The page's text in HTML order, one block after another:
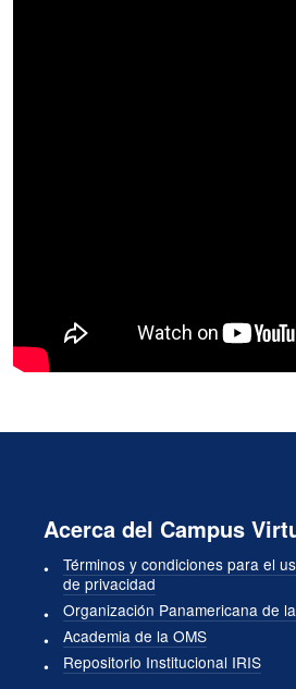
Acerca del Campus
Términos y condiciones para el
de privacidad
Organización Panamericana de
Academia de la OMS
Repositorio Institucional IRIS